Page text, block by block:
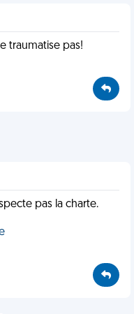
traumatise pas!
pas la charte.